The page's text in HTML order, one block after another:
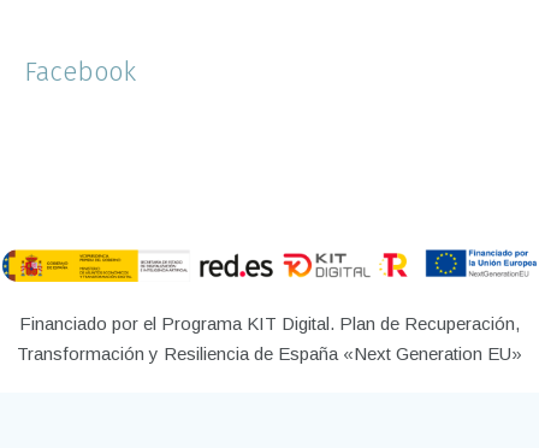
Facebook
Financiado por el Programa KIT Digital. Plan de Recuperación,
Transformación y Resiliencia de España «Next Generation EU»